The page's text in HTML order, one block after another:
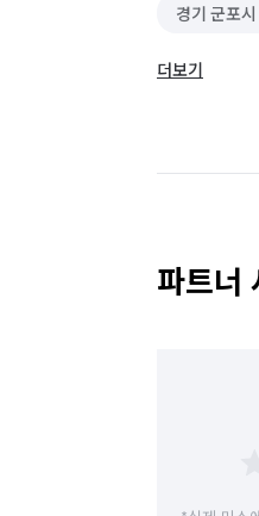
경기 군포시
경기 성남시
경기 하남시
인천 남동구
더보기
파트너